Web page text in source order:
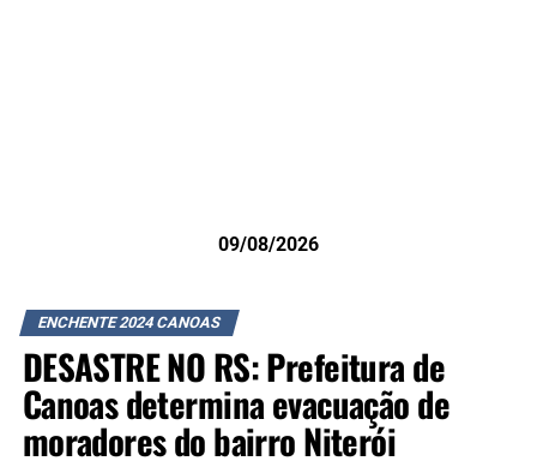
09/08/2026
ENCHENTE 2024 CANOAS
DESASTRE NO RS: Prefeitura de
Canoas determina evacuação de
moradores do bairro Niterói